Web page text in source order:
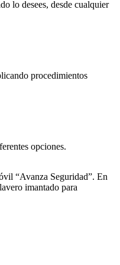
lo desees, desde cualquier
procedimientos
opciones.
“Avanza Seguridad”. En
imantado para